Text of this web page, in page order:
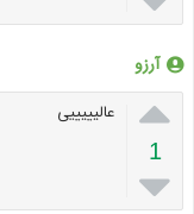
آرزو

1

عالیییییی